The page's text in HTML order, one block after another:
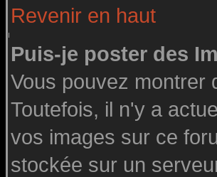
Revenir en haut
Puis-je poster des
Vous pouvez montrer
Toutefois, il n'y a
vos images sur ce
stockée sur un